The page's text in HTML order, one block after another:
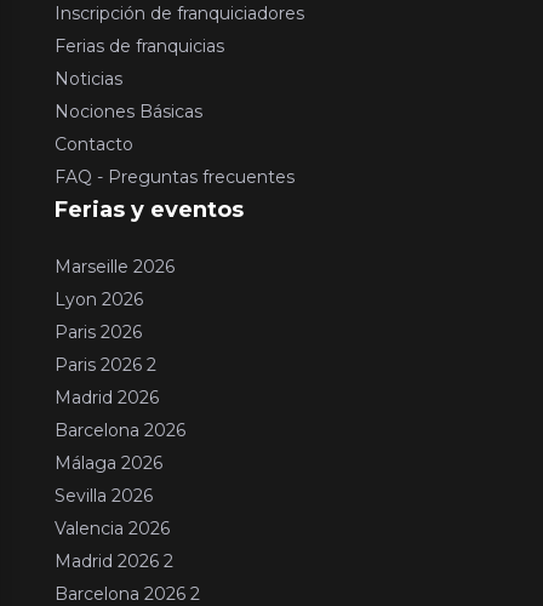
Inscripción de franquiciadores
Ferias de franquicias
Noticias
Nociones Básicas
Contacto
FAQ - Preguntas frecuentes
Ferias y eventos
Marseille 2026
Lyon 2026
Paris 2026
Paris 2026 2
Madrid 2026
Barcelona 2026
Málaga 2026
Sevilla 2026
Valencia 2026
Madrid 2026 2
Barcelona 2026 2